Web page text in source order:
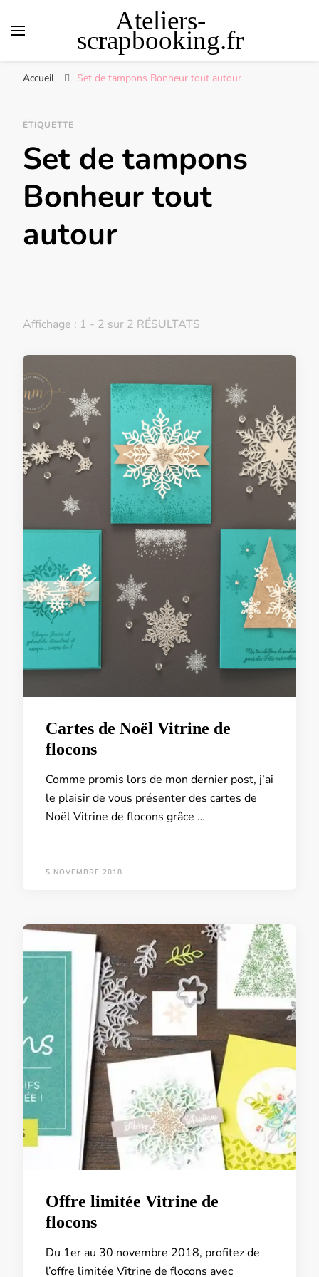
Ateliers-
scrapbooking.fr
Accueil Set de tampons Bonheur tout autour
ÉTIQUETTE
Set de tampons
Bonheur tout
autour
Affichage : 1 - 2 sur 2 RÉSULTATS
Cartes de Noël Vitrine de
flocons
Comme promis lors de mon dernier post, j’ai
le plaisir de vous présenter des cartes de
Noël Vitrine de flocons grâce …
5 NOVEMBRE 2018
Offre limitée Vitrine de
flocons
Du 1er au 30 novembre 2018, profitez de
l’offre limitée Vitrine de flocons avec